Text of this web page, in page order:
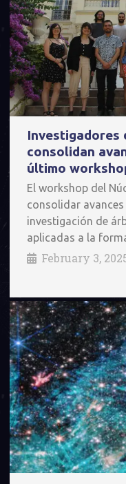
Investigadores
consolidan
último
El workshop del
consolidar
investigación de
aplicadas a la
February 3,